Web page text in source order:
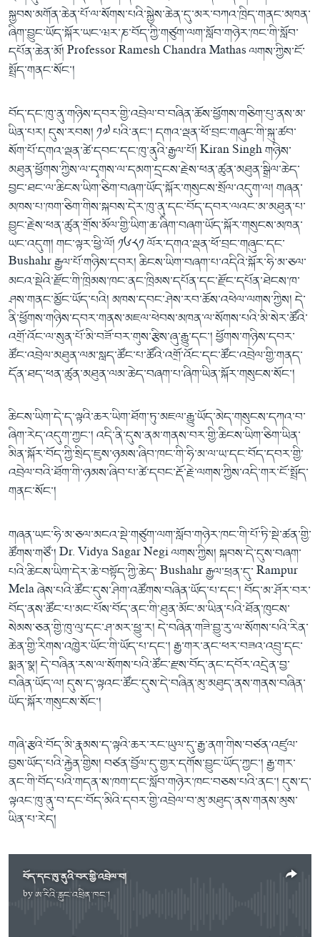
སྐྱབས་མགོན་ཆེན་པོ་ལ་སོགས་པའི་སྐྱེས་ཆེན་དུ་མར་བཀའ་ཁྲིད་གནང་མཁན་
ཞིག་བྱུང་ཡོད་སྐོར་ཡང་ཝར་ཎ་བོད་ཀྱི་གཙུག་ལག་སློབ་གཉེར་ཁང་གི་སློབ་
དཔོན་ཆེན་མོ། Professor Ramesh Chandra Mathas ལགས་ཀྱིས་ངོ་
སྤྲོད་གནང་སོང་།
བོད་དང་ཁུ་ནུ་གཉིས་དབར་གྱི་འབྲེལ་བ་བཞིན་ཆོས་ཕྱོགས་གཅིག་པུ་ནས་མ་
ཡིན་པར། དུས་རབས། ༡༧ པའི་ནང་། དགའ་ལྡན་ཕོ་བྲང་གཞུང་གི་སྐུ་ཚབ་
སོག་པོ་དགའ་ལྡན་ཚེ་དབང་དང་ཁུ་ནུའི་རྒྱལ་པོ། Kiran Singh གཉིས་
མཐུན་ཕྱོགས་ཀྱིས་ལ་དྭགས་ལ་དམག་དྲངས་རྗེས་ཕན་ཚུན་མཐུན་སྒྲིལ་ཆེད་
བྱང་ཐང་ལ་ཆིངས་ཡིག་ཅིག་བཞག་ཡོད་སྐོར་གསུངས་སྲོལ་འདུག་ལ། གཞན་
མཁས་པ་ཁག་ཅིག་གིས་སྐབས་དེར་ཁུ་ནུ་དང་བོད་དབར་ལའང་མ་མཐུན་པ་
བྱུང་རྗེས་ཕན་ཚུན་གྲོས་མོལ་གྱི་ཡིག་ཆ་ཞིག་བཞག་ཡོད་སྐོར་གསུངས་མཁན་
ཡང་འདུག། གང་ལྟར་ཕྱི་ལོ། ༡༦༨༡ ལོར་དགའ་ལྡན་ཕོ་བྲང་གཞུང་དང་
Bushahr རྒྱལ་པོ་གཉིས་དབར། ཆིངས་ཡིག་བཞག་པ་འདིའི་སྐོར་ཧི་མ་ཅལ་
མངའ་སྡེའི་རྫོང་གི་ཁྲིམས་ཁང་ནང་ཁྲིམས་དཔོན་དང་རྫོང་དཔོན་ཐེངས་ཁ་
ཤས་གནང་མྱོང་ཡོད་པའི། མཁས་དབང་ཤེས་རབ་ཆོས་འཕེལ་ལགས་ཀྱིས། དེ་
ནི་ཕྱོགས་གཉིས་དབར་གནས་མཇལ་ཕེབས་མཁན་ལ་སོགས་པའི་མི་སེར་ཚོའི་
འགྲོ་འོང་ལ་སུན་པོ་མི་བཟོ་བར་གུས་རྩིས་ཞུ་རྒྱུ་དང་། ཕྱོགས་གཉིས་དབར་
ཚོང་འབྲེལ་མཐུན་ལམ་སླད་ཚོང་པ་ཚོའི་འགྲོ་འོང་དང་ཚོང་འབྲེལ་གྱི་གནད་
དོན་ཐད་ཕན་ཚུན་མཐུན་ལམ་ཆེད་བཞག་པ་ཞིག་ཡིན་སྐོར་གསུངས་སོང་།
ཆིངས་ཡིག་དེ་ད་ལྟའི་ཆར་ཡིག་ཐོག་ཏུ་མཇལ་རྒྱུ་ཡོད་མེད་གསུངས་དཀའ་བ་
ཞིག་རེད་འདུག་ཀྱང་། འདི་ནི་དུས་ནམ་གནས་བར་གྱི་ཆིངས་ཡིག་ཅིག་ཡིན་
མིན་སྐོར་བོད་ཀྱི་སྲིད་ཇུས་ཉམས་ཞིབ་ཁང་གི་ཧི་མ་ལ་ཡ་དང་བོད་དབར་གྱི་
འབྲེལ་བའི་ཐོག་གི་ཉམས་ཞིབ་པ་ཚེ་དབང་རྡོ་རྗེ་ལགས་ཀྱིས་འདི་གར་ངོ་སྤྲོད་
གནང་སོང་།
གཞན་ཡང་ཧི་མ་ཅལ་མངའ་སྡེ་གཙུག་ལག་སློབ་གཉེར་ཁང་གི་པོ་ཏི་སྡེ་ཚན་གྱི་
ཚོགས་གཙོ་། Dr. Vidya Sagar Negi ལགས་ཀྱིས། སྐབས་དེ་དུས་བཞག་
པའི་ཆིངས་ཡིག་དེར་ཆེ་བསྟོད་ཀྱི་ཆེད་ Bushahr རྒྱལ་ཕྲན་དུ་ Rampur
Mela ཞེས་པའི་ཚོང་དུས་ཤིག་འཚོགས་བཞིན་ཡོད་པ་དང་། བོད་མ་ཤོར་བར་
བོད་ནས་ཚོང་པ་མང་པོས་བོད་ནང་གི་ཐུན་མོང་མ་ཡིན་པའི་ཐོན་ཁུངས་
སེམས་ཅན་གྱི་ཁུ་ལུ་དང་ཤ་མར་ཕྱུ་ར། དེ་བཞིན་གཟི་བྱུ་རུ་ལ་སོགས་པའི་རིན་
ཆེན་གྱི་རིགས་འཁྱེར་ཡོང་གི་ཡོད་པ་དང་། རྒྱ་གར་ནང་ཕར་བཟའ་འབྲུ་དང་
སྨན་སྣ། དེ་བཞིན་རས་ལ་སོགས་པའི་ཚོང་རྫས་བོད་ནང་དབོར་འདྲེན་བྱ་
བཞིན་ཡོད་ལ། དུས་ད་ལྟའང་ཚོང་དུས་དེ་བཞིན་མུ་མཐུད་ནས་གནས་བཞིན་
ཡོད་སྐོར་གསུངས་སོང་།
གཞི་རྩའི་བོད་མི་རྣམས་ད་ལྟའི་ཆར་རང་ཡུལ་དུ་རྒྱ་ནག་གིས་བཙན་འཛུལ་
བྱས་ཡོད་པའི་རྐྱེན་གྱིས། བཙན་བྱོལ་དུ་གྱར་དགོས་བྱུང་ཡོད་ཀྱང་། རྒྱ་གར་
ནང་གི་བོད་པའི་གདན་ས་ཁག་དང་སློབ་གཉེར་ཁང་བཅས་པའི་ནང་། དུས་ད་
ལྟའང་ཁུ་ནུ་བ་དང་བོད་མིའི་དབར་གྱི་འབྲེལ་བ་མུ་མཐུད་ནས་གནས་མུས་
ཡིན་པ་རེད།
བོད་དང་ཁུ་ནུའི་བར་གྱི་འབྲེལ་བ།
byཨ་རིའི་རླུང་འཕྲིན་ཁང་།No media source currently available